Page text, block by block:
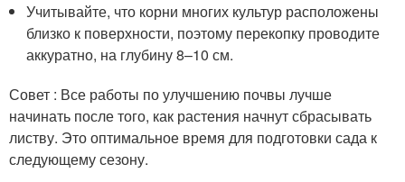
Учитывайте, что корни многих культур расположены
близко к поверхности, поэтому перекопку проводите
аккуратно, на глубину 8–10 см.
Совет : Все работы по улучшению почвы лучше
начинать после того, как растения начнут сбрасывать
листву. Это оптимальное время для подготовки сада к
следующему сезону.